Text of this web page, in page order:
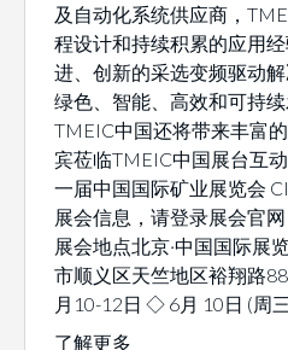
及自动化系统供应商，
程设计和持续积累的应用
进、创新的采选变频驱动
绿色、智能、高效和可持
TMEIC中国还将带来丰富
宾莅临TMEIC中国展台互
一届中国国际矿业展览会
展会信息，请登录展会官
展会地点北京·中国国际展
市顺义区天竺地区裕翔路
月10-12日 ◇ 6月 10日 (周